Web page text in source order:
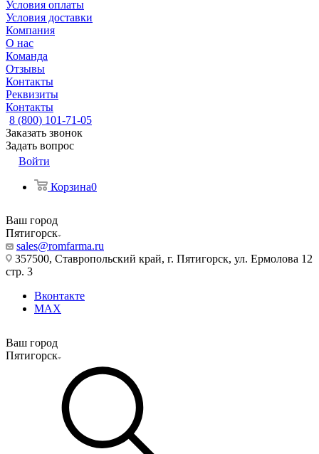
Условия оплаты
Условия доставки
Компания
О нас
Команда
Отзывы
Контакты
Реквизиты
Контакты
8 (800) 101-71-05
Заказать звонок
Задать вопрос
Войти
Корзина0
Ваш город
Пятигорск
sales@romfarma.ru
357500, Ставропольский край, г. Пятигорск, ул. Ермолова 12
стр. 3
Вконтакте
MAX
Ваш город
Пятигорск